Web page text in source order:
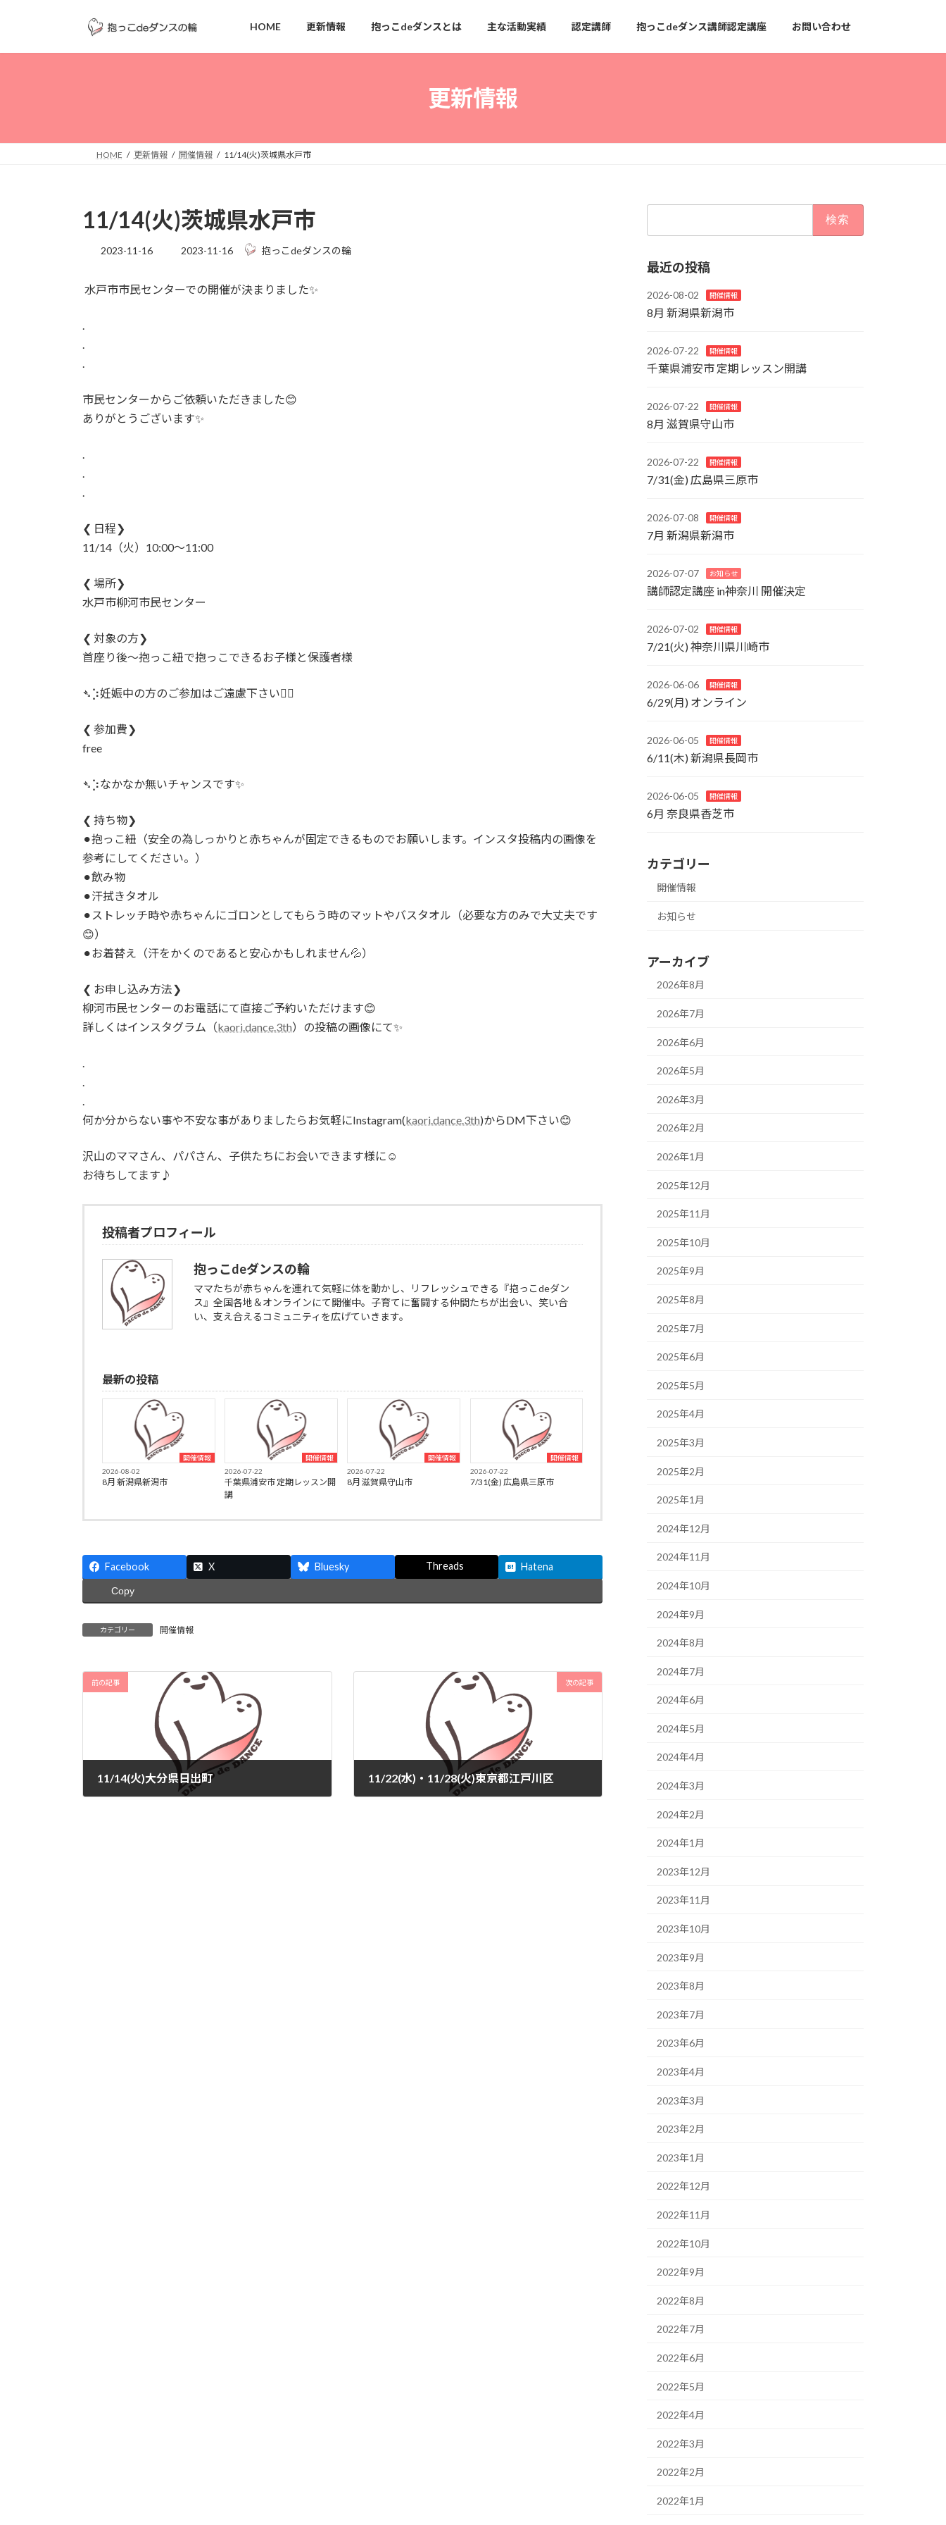
ッ
移
HOME 更新情報 抱っこdeダンスとは 主な活動実績 認定講師 抱っこdeダンス講師認定講座 お問い合わせ
更新情報
HOME 更新情報 開催情報 11/14(火)茨城県水戸市
11/14(火)茨城県水戸市
2023-11-16
最
新
2023-11-16 抱っこdeダンスの輪
‎水戸市市民センターでの開催が決まりました✨
.
.
.
市民センターからご依頼いただきました😊
ありがとうございます✨
.
.
.
❮ 日程❯
11/14（火）10:00〜11:00
❮ 場所❯
水戸市柳河市民センター
❮ 対象の方❯
首座り後〜抱っこ紐で抱っこできるお子様と保護者様
➴⡱妊娠中の方のご参加はご遠慮下さい🙇‍♀️
❮ 参加費❯
free
➴⡱なかなか無いチャンスです✨
❮ 持ち物❯
⚫︎抱っこ紐（安全の為しっかりと赤ちゃんが固定できるものでお願いします。インスタ投稿内の画像を
参考にしてください。）
⚫︎飲み物
⚫︎汗拭きタオル
⚫︎ストレッチ時や赤ちゃんにゴロンとしてもらう時のマットやバスタオル（必要な方のみで大丈夫です
😊）
⚫︎お着替え（汗をかくのであると安心かもしれません💦）
❮ お申し込み方法❯
柳河市民センターのお電話にて直接ご予約いただけます😊
詳しくはインスタグラム（kaori.dance.3th）の投稿の画像にて✨
.
.
.
何か分からない事や不安な事がありましたらお気軽にInstagram(kaori.dance.3th)からDM下さい😊
沢山のママさん、パパさん、子供たちにお会いできます様に☺️
お待ちしてます♪
投稿者プロフィール
抱っこdeダンスの輪
ママたちが赤ちゃんを連れて気軽に体を動かし、リフレッシュできる『抱っこdeダン
ス』全国各地＆オンラインにて開催中。子育てに奮闘する仲間たちが出会い、笑い合
い、支え合えるコミュニティを広げていきます。
最新の投稿
開催情報
2026-08-02
8月 新潟県新潟市
開催情報
2026-07-22
千葉県浦安市 定期レッスン開
講
開催情報
2026-07-22
8月 滋賀県守山市
開催情報
2026-07-22
7/31(金) 広島県三原市
Facebook X Bluesky Threads Hatena
Copy
カテゴリー 開催情報
前の記事
11/14(火)大分県日出町
次の記事
11/22(水)・11/28(火)東京都江戸川区
最近の投稿
2026-08-02 開催情報
8月 新潟県新潟市
2026-07-22 開催情報
千葉県浦安市 定期レッスン開講
2026-07-22 開催情報
8月 滋賀県守山市
2026-07-22 開催情報
7/31(金) 広島県三原市
2026-07-08 開催情報
7月 新潟県新潟市
2026-07-07 お知らせ
講師認定講座 in神奈川 開催決定
2026-07-02 開催情報
7/21(火) 神奈川県川崎市
2026-06-06 開催情報
6/29(月) オンライン
2026-06-05 開催情報
6/11(木) 新潟県長岡市
2026-06-05 開催情報
6月 奈良県香芝市
カテゴリー
開催情報
お知らせ
アーカイブ
2026年8月
2026年7月
2026年6月
2026年5月
2026年3月
2026年2月
2026年1月
2025年12月
2025年11月
2025年10月
2025年9月
2025年8月
2025年7月
2025年6月
2025年5月
2025年4月
2025年3月
2025年2月
2025年1月
2024年12月
2024年11月
2024年10月
2024年9月
2024年8月
2024年7月
2024年6月
2024年5月
2024年4月
2024年3月
2024年2月
2024年1月
2023年12月
2023年11月
2023年10月
2023年9月
2023年8月
2023年7月
2023年6月
2023年4月
2023年3月
2023年2月
2023年1月
2022年12月
2022年11月
2022年10月
2022年9月
2022年8月
2022年7月
2022年6月
2022年5月
2022年4月
2022年3月
2022年2月
2022年1月